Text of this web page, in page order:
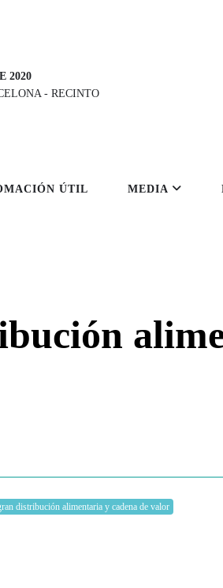
2020
- RECINTO
ÚTIL MEDIA
distribución alimentaria y cadena de valor